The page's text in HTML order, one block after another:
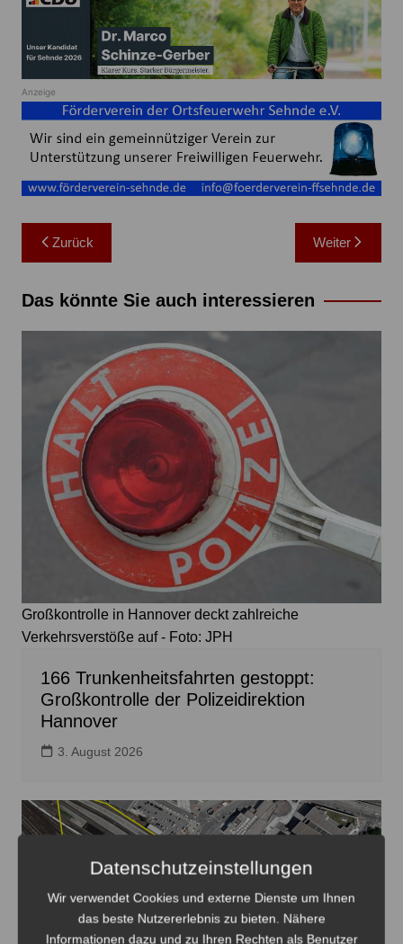
Anzeige
Beitragsnavigation
Zurück Weiter
Das könnte Sie auch interessieren
Großkontrolle in Hannover deckt zahlreiche
Verkehrsverstöße auf - Foto: JPH
166 Trunkenheitsfahrten gestoppt:
Großkontrolle der Polizeidirektion
Hannover
3. August 2026
Datenschutzeinstellungen
Wir verwendet Cookies und externe Dienste um Ihnen
das beste Nutzererlebnis zu bieten. Nähere
Informationen dazu und zu Ihren Rechten als Benutzer